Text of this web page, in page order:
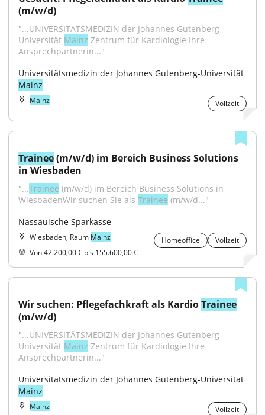
(m/w/d)
"...UNIVERSITÄTSMEDIZIN der Johannes Gutenberg-
Universität Mainz Zentrum für Kardiologie Ihre
Ansprechpartnerin..."
Mainz
Mainz Vollzeit
Trainee (m/w/d) im Bereich Business Solutions
in Wiesbaden
"...Trainee (m/w/d) im Bereich Business Solutions in
WiesbadenWir suchen Sie als Trainee (m/w/d..."
Nassauische Sparkasse
Wiesbaden, Raum Mainz Homeoffice
Vollzeit
Von 42.200,00 € bis 155.600,00 €
Wir suchen: Pflegefachkraft als Kardio Trainee
(m/w/d)
"...UNIVERSITÄTSMEDIZIN der Johannes Gutenberg-
Universität Mainz Zentrum für Kardiologie Ihre
Ansprechpartnerin..."
Mainz
Mainz Vollzeit